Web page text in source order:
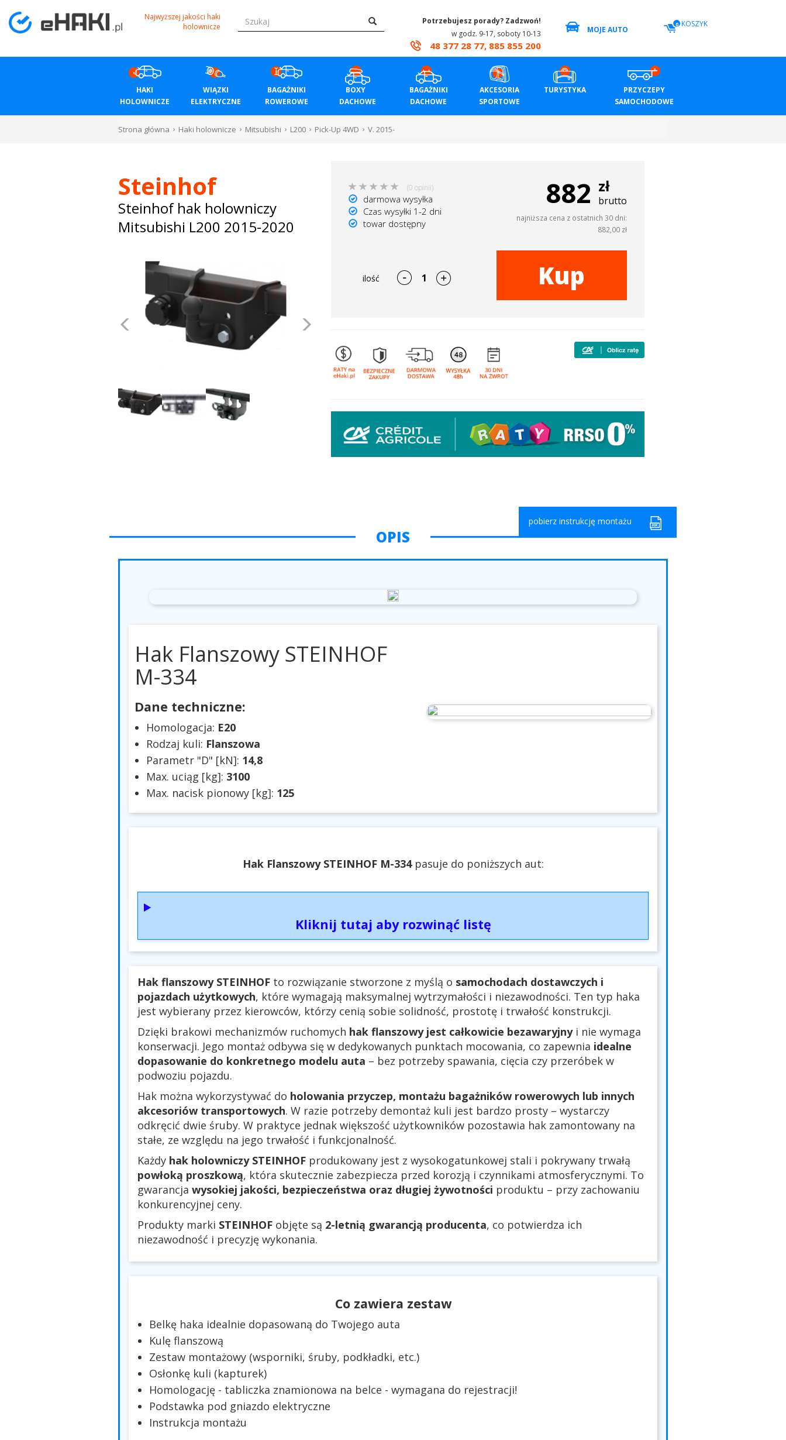
Menu
Najwyższej jakości haki
holownicze
Potrzebujesz porady? Zadzwoń!
w godz. 9-17, soboty 10-13
48 377 28 77, 885 855 200
MOJE AUTO
0 KOSZYK
HAKI
HOLOWNICZE
WIĄZKI
ELEKTRYCZNE
BAGAŻNIKI
ROWEROWE
BOXY
DACHOWE
BAGAŻNIKI
DACHOWE
AKCESORIA
SPORTOWE
TURYSTYKA
PRZYCZEPY
SAMOCHODOWE
Strona główna Haki holownicze Mitsubishi L200 Pick-Up 4WD V. 2015-
Steinhof
Steinhof hak holowniczy
Mitsubishi L200 2015-2020
Poprzednie
(0 opinii)
darmowa wysyłka
Czas wysyłki 1-2 dni
towar dostępny
882 zł
brutto
najniższa cena z ostatnich 30 dni:
882,00 zł
ilość Kup
pobierz instrukcję montażu
OPIS
Hak Flanszowy STEINHOF
M-334
Dane techniczne:
Homologacja: E20
Rodzaj kuli: Flanszowa
Parametr "D" [kN]: 14,8
Max. uciąg [kg]: 3100
Max. nacisk pionowy [kg]: 125
Hak Flanszowy STEINHOF M-334pasuje do poniższych aut:
Kliknij tutaj aby rozwinąć listę
Hak flanszowy STEINHOF to rozwiązanie stworzone z myślą o samochodach dostawczych i
pojazdach użytkowych, które wymagają maksymalnej wytrzymałości i niezawodności. Ten typ haka
jest wybierany przez kierowców, którzy cenią sobie solidność, prostotę i trwałość konstrukcji.
Dzięki brakowi mechanizmów ruchomych hak flanszowy jest całkowicie bezawaryjnyi nie wymaga
konserwacji. Jego montaż odbywa się w dedykowanych punktach mocowania, co zapewnia idealne
dopasowanie do konkretnego modelu auta – bez potrzeby spawania, cięcia czy przeróbek w
podwoziu pojazdu.
Hak można wykorzystywać do holowania przyczep, montażu bagażników rowerowych lub innych
akcesoriów transportowych. W razie potrzeby demontaż kuli jest bardzo prosty – wystarczy
odkręcić dwie śruby. W praktyce jednak większość użytkowników pozostawia hak zamontowany na
stałe, ze względu na jego trwałość i funkcjonalność.
Każdy hak holowniczy STEINHOF produkowany jest z wysokogatunkowej stali i pokrywany trwałą
powłoką proszkową, która skutecznie zabezpiecza przed korozją i czynnikami atmosferycznymi. To
gwarancja wysokiej jakości, bezpieczeństwa oraz długiej żywotności produktu – przy zachowaniu
konkurencyjnej ceny.
Produkty marki STEINHOF objęte są 2-letnią gwarancją producenta, co potwierdza ich
niezawodność i precyzję wykonania.
Co zawiera zestaw
Belkę haka idealnie dopasowaną do Twojego auta
Kulę flanszową
Zestaw montażowy (wsporniki, śruby, podkładki, etc.)
Osłonkę kuli (kapturek)
Homologację - tabliczka znamionowa na belce - wymagana do rejestracji!
Podstawka pod gniazdo elektryczne
Instrukcja montażu